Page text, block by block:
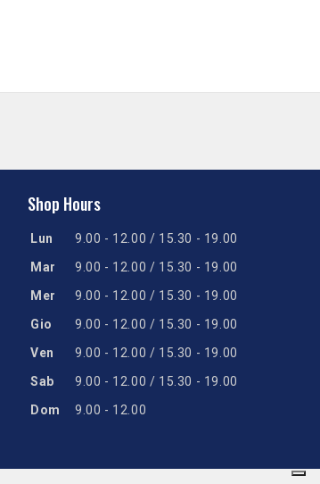
Shop Hours
Lun
9.00 - 12.00 / 15.30 - 19.00
Mar
9.00 - 12.00 / 15.30 - 19.00
Mer
9.00 - 12.00 / 15.30 - 19.00
Gio
9.00 - 12.00 / 15.30 - 19.00
Ven
9.00 - 12.00 / 15.30 - 19.00
Sab
9.00 - 12.00 / 15.30 - 19.00
Dom
9.00 - 12.00